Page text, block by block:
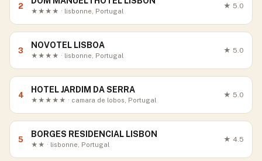
2
★★★★ · lisbonne, Portugal
★ 5.0
3
NOVOTEL LISBOA
★★★★ · lisbonne, Portugal
★ 5.0
4
HOTEL JARDIM DA SERRA
★★★★★ · camara de lobos, Portugal
★ 5.0
5
BORGES RESIDENCIAL LISBON
★★ · lisbonne, Portugal
★ 4.5